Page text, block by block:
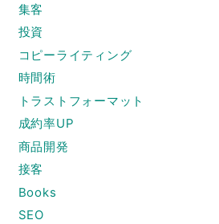
集客
投資
コピーライティング
時間術
トラストフォーマット
成約率UP
商品開発
接客
Books
SEO